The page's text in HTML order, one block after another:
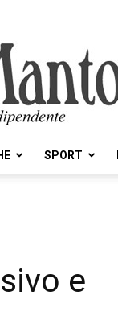
SPORT
e